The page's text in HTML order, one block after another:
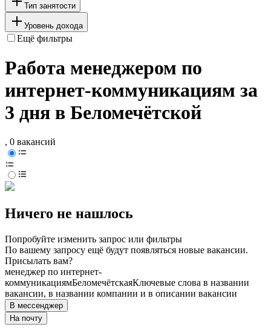
Тип занятости
Уровень дохода
Ещё фильтры
Работа менеджером по
интернет-коммуникациям за
3 дня в Беломечётской
, 0 вакансий
Ничего не нашлось
Попробуйте изменить запрос или фильтры
По вашему запросу ещё будут появляться новые вакансии.
Присылать вам?
менеджер по интернет-
коммуникациямБеломечётскаяКлючевые слова в названии
вакансии, в названии компании и в описании вакансии
В мессенджер
На почту